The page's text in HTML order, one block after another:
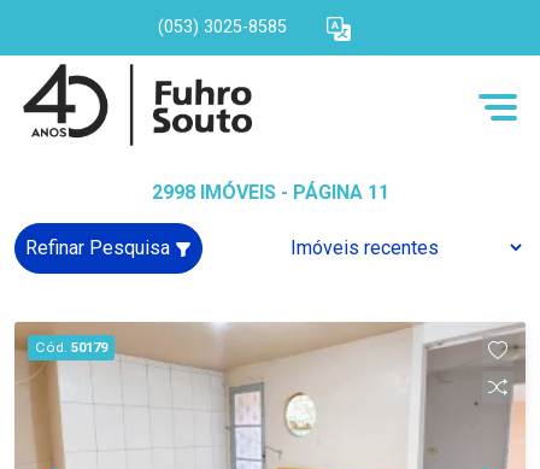
(053) 3025-8585
2998 IMÓVEIS - PÁGINA 11
Refinar Pesquisa
Cód. 50179